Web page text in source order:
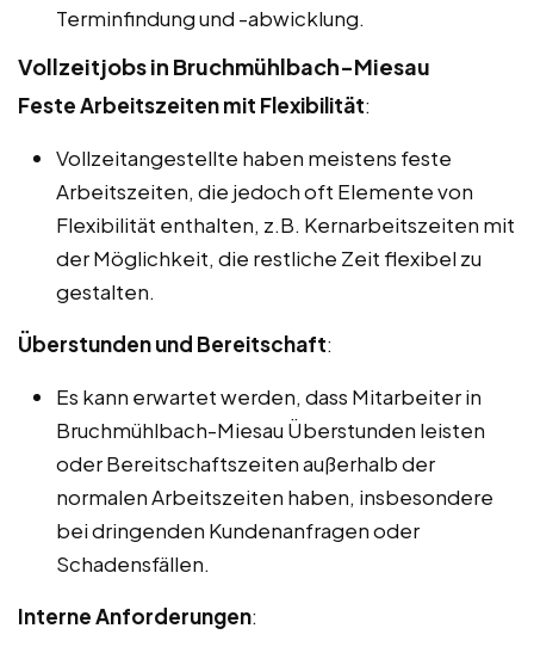
Terminfindung und -abwicklung.
Vollzeitjobs in Bruchmühlbach-Miesau
Feste Arbeitszeiten mit Flexibilität:
Vollzeitangestellte haben meistens feste
Arbeitszeiten, die jedoch oft Elemente von
Flexibilität enthalten, z.B. Kernarbeitszeiten mit
der Möglichkeit, die restliche Zeit flexibel zu
gestalten.
Überstunden und Bereitschaft:
Es kann erwartet werden, dass Mitarbeiter in
Bruchmühlbach-Miesau Überstunden leisten
oder Bereitschaftszeiten außerhalb der
normalen Arbeitszeiten haben, insbesondere
bei dringenden Kundenanfragen oder
Schadensfällen.
Interne Anforderungen: